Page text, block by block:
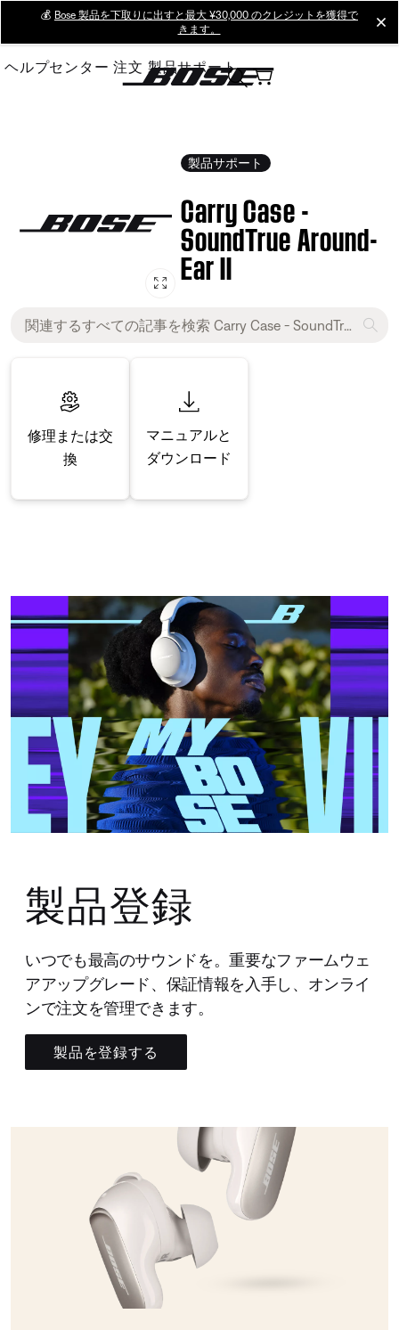
Main
💰 Bose 製品を下取りに出すと最大 ¥30,000 のクレジットを獲得で
きます。
ヘルプセンター 注文 製品サポート
製品サポート
Carry Case -
SoundTrue Around-
Ear II
修理または交
換
マニュアルと
ダウンロード
製品登録
いつでも最高のサウンドを。重要なファームウェ
アアップグレード、保証情報を入手し、オンライ
ンで注文を管理できます。
製品を登録する